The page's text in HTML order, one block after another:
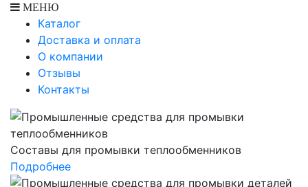
МЕНЮ
Каталог
Доставка и оплата
О компании
Отзывы
Контакты
Составы для промывки теплообменников
Подробнее